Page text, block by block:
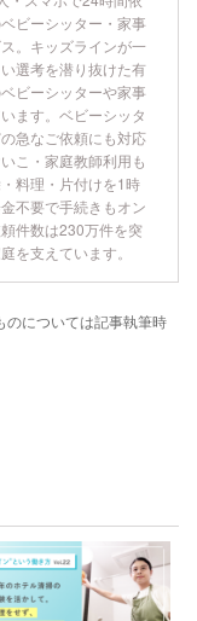
ビーシッター・家事
。キッズラインが一
選考を潜り抜けた有
ビーシッターや家事
ます。ベビーシッタ
急なご依頼にも対応
こ・家庭教師利用も
料理・片付けを1時
不要で手続きもオン
件数は230万件を突
を支えています。
のについては記事執筆時